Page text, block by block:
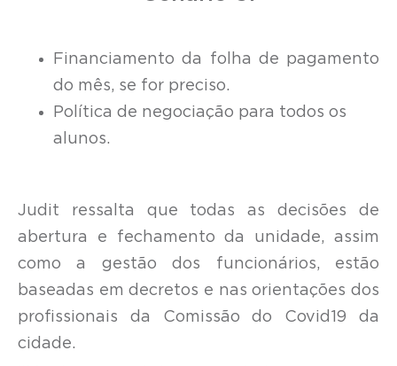
Financiamento da folha de pagamento
do mês, se for preciso.
Política de negociação para todos os
alunos.
Judit ressalta que todas as decisões de
abertura e fechamento da unidade, assim
como a gestão dos funcionários, estão
baseadas em decretos e nas orientações dos
profissionais da Comissão do Covid19 da
cidade.